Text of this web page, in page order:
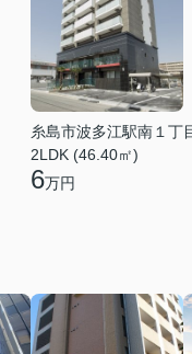
糸島市波多江駅南１丁
2LDK (46.40㎡)
6万円